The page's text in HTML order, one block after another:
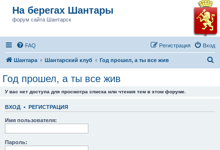
На берегах Шантары
форум сайта Шантарск
FAQ Вход
Регистрация
Шантара Шантарский клуб Год прошел, а ты все жив
Год прошел, а ты все жив
У вас нет доступа для просмотра списка или чтения тем в этом форуме.
ВХОД • РЕГИСТРАЦИЯ
Имя пользователя:
Пароль: